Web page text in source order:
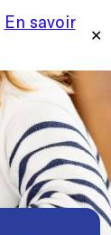
En savoir
✕
MENU